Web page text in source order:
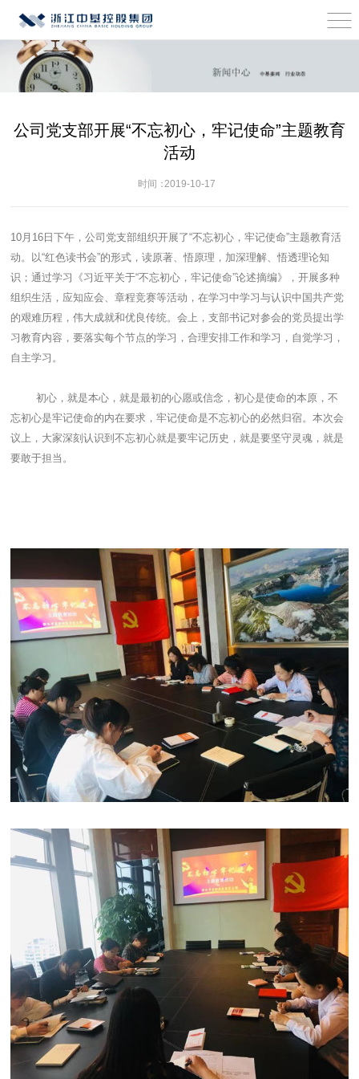
公司党支部开展“不忘初心，牢记使命”主题教育
活动
时间：2019-10-17
10月16日下午，公司党支部组织开展了“不忘初心，牢记使命”主题教育活
动。以“红色读书会”的形式，读原著、悟原理，加深理解、悟透理论知
识；通过学习《习近平关于“不忘初心，牢记使命”论述摘编》，开展多种
组织生活，应知应会、章程竞赛等活动，在学习中学习与认识中国共产党
的艰难历程，伟大成就和优良传统。会上，支部书记对参会的党员提出学
习教育内容，要落实每个节点的学习，合理安排工作和学习，自觉学习，
自主学习。
初心，就是本心，就是最初的心愿或信念，初心是使命的本原，不
忘初心是牢记使命的内在要求，牢记使命是不忘初心的必然归宿。本次会
议上，大家深刻认识到不忘初心就是要牢记历史，就是要坚守灵魂，就是
要敢于担当。